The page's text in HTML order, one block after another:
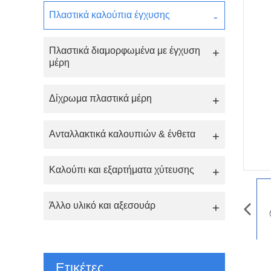
Πλαστικά καλούπια έγχυσης
Πλαστικά διαμορφωμένα με έγχυση
μέρη
Δίχρωμα πλαστικά μέρη
Ανταλλακτικά καλουπιών & ένθετα
Καλούπι και εξαρτήματα χύτευσης
Άλλο υλικό και αξεσουάρ
Ετικέτες